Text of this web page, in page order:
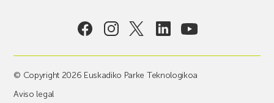
© Copyright 2026 Euskadiko Parke Teknologikoa
Aviso legal